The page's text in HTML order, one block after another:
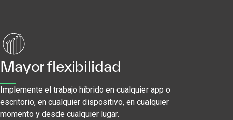
Mayor flexibilidad
Implemente el trabajo híbrido en cualquier app o
escritorio, en cualquier dispositivo, en cualquier
momento y desde cualquier lugar.